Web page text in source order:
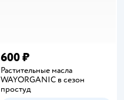
600 ₽
Растительные масла
WAYORGANIC в сезон
простуд